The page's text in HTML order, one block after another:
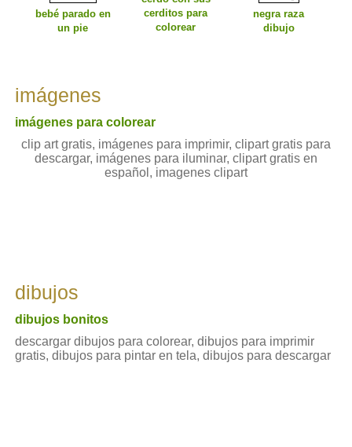
bebé parado en
un pie
cerditos para
colorear
negra raza
dibujo
imágenes
imágenes para colorear
clip art gratis, imágenes para imprimir, clipart gratis para
descargar, imágenes para iluminar, clipart gratis en
español, imagenes clipart
dibujos
dibujos bonitos
descargar dibujos para colorear, dibujos para imprimir
gratis, dibujos para pintar en tela, dibujos para descargar